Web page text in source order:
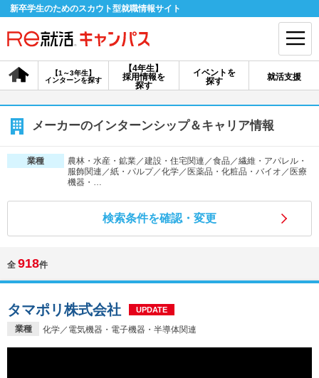
新卒学生のためのスカウト型就職情報サイト
【4年生】
採用情報を
探す
【1～3年生】
インターンを探す
イベントを
探す
就活支援
会員登録 ログイン
会員ID・パスワードを忘れた方はこちら
探す
【4年生】
【4年生】
説明会を探す
【1～3年生】
イベントを探す
就活ノウハウ・サポート
メーカーのインターンシップ＆キャリア情報
業種
農林・水産・鉱業／建設・住宅関連／食品／繊維・アパレル・
服飾関連／紙・パルプ／化学／医薬品・化粧品・バイオ／医療
機器・…
検索条件を確認・変更
全 918件
業種 化学／電気機器・電子機器・半導体関連
タマポリ株式会社 UPDATE